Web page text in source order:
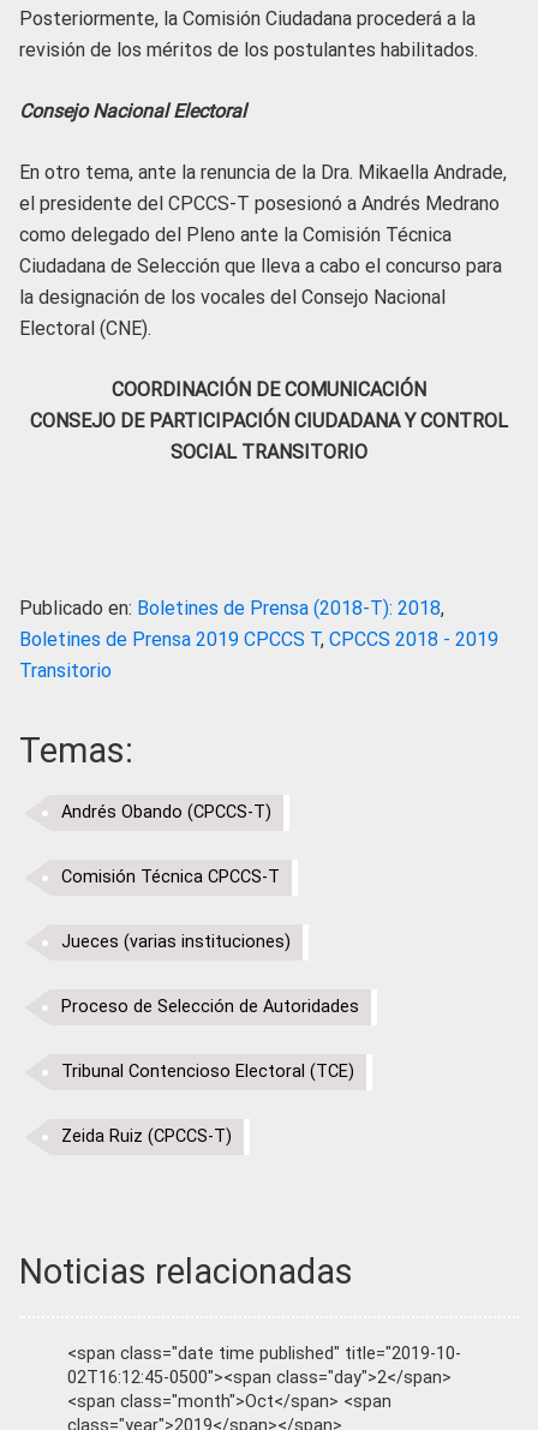
Posteriormente, la Comisión Ciudadana procederá a la
revisión de los méritos de los postulantes habilitados.
Consejo Nacional Electoral
En otro tema, ante la renuncia de la Dra. Mikaella Andrade,
el presidente del CPCCS-T posesionó a Andrés Medrano
como delegado del Pleno ante la Comisión Técnica
Ciudadana de Selección que lleva a cabo el concurso para
la designación de los vocales del Consejo Nacional
Electoral (CNE).
COORDINACIÓN DE COMUNICACIÓN
CONSEJO DE PARTICIPACIÓN CIUDADANA Y CONTROL
SOCIAL TRANSITORIO
Publicado en: Boletines de Prensa (2018-T): 2018,
Boletines de Prensa 2019 CPCCS T, CPCCS 2018 - 2019
Transitorio
Temas:
Andrés Obando (CPCCS-T)
Comisión Técnica CPCCS-T
Jueces (varias instituciones)
Proceso de Selección de Autoridades
Tribunal Contencioso Electoral (TCE)
Zeida Ruiz (CPCCS-T)
Noticias relacionadas
<span class="date time published" title="2019-10-
02T16:12:45-0500"><span class="day">2</span>
<span class="month">Oct</span> <span
class="year">2019</span></span>